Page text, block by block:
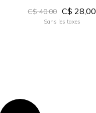
C$ 40,00 C$ 28,00
Sans les taxes